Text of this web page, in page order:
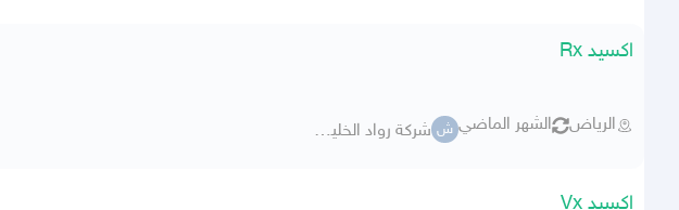
اكسيد Rx
الرياض الشهر الماضي ش شركة رواد الخليج للسيارات
اكسيد Vx